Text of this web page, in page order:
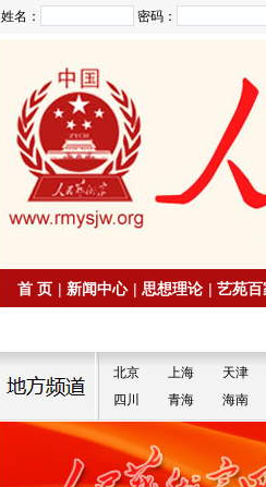
姓名： 密码：
首 页 | 新闻中心 | 思想理论 | 艺苑百
北京 上海 天津
四川
青海 海南